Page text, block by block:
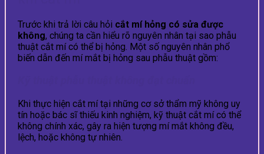
Trước khi trả lời câu hỏi cắt mí hỏng có sửa được
không, chúng ta cần hiểu rõ nguyên nhân tại sao phẫu
thuật cắt mí có thể bị hỏng. Một số nguyên nhân phổ
biến dẫn đến mí mắt bị hỏng sau phẫu thuật gồm:
Khi thực hiện cắt mí tại những cơ sở thẩm mỹ không uy
tín hoặc bác sĩ thiếu kinh nghiệm, kỹ thuật cắt mí có thể
không chính xác, gây ra hiện tượng mí mắt không đều,
lệch, hoặc không tự nhiên.